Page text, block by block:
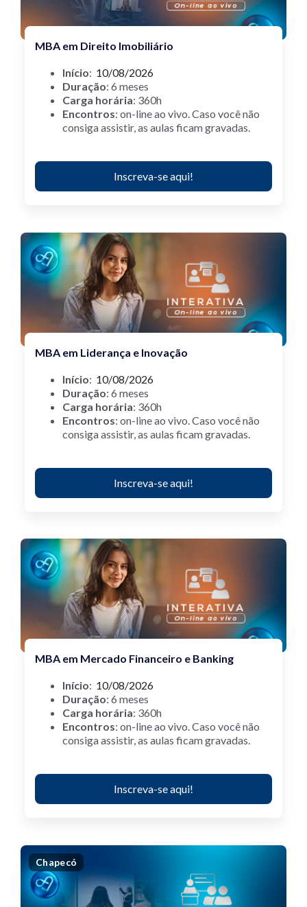
MBA em Direito Imobiliário
Início: 10/08/2026
Duração: 6 meses
Carga horária: 360h
Encontros: on-line ao vivo. Caso você não
consiga assistir, as aulas ficam gravadas.
Inscreva-se aqui!
MBA em Liderança e Inovação
Início: 10/08/2026
Duração: 6 meses
Carga horária: 360h
Encontros: on-line ao vivo. Caso você não
consiga assistir, as aulas ficam gravadas.
Inscreva-se aqui!
MBA em Mercado Financeiro e Banking
Início: 10/08/2026
Duração: 6 meses
Carga horária: 360h
Encontros: on-line ao vivo. Caso você não
consiga assistir, as aulas ficam gravadas.
Inscreva-se aqui!
Chapecó